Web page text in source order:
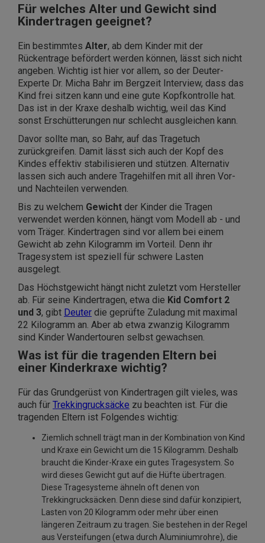
Für welches Alter und Gewicht sind
Kindertragen geeignet?
Ein bestimmtes Alter, ab dem Kinder mit der
Rückentrage befördert werden können, lässt sich nicht
angeben. Wichtig ist hier vor allem, so der Deuter-
Experte Dr. Micha Bahr im Bergzeit Interview, dass das
Kind frei sitzen kann und eine gute Kopfkontrolle hat.
Das ist in der Kraxe deshalb wichtig, weil das Kind
sonst Erschütterungen nur schlecht ausgleichen kann.
Davor sollte man, so Bahr, auf das Tragetuch
zurückgreifen. Damit lässt sich auch der Kopf des
Kindes effektiv stabilisieren und stützen. Alternativ
lassen sich auch andere Tragehilfen mit all ihren Vor-
und Nachteilen verwenden.
Bis zu welchem Gewicht der Kinder die Tragen
verwendet werden können, hängt vom Modell ab - und
vom Träger. Kindertragen sind vor allem bei einem
Gewicht ab zehn Kilogramm im Vorteil. Denn ihr
Tragesystem ist speziell für schwere Lasten
ausgelegt.
Das Höchstgewicht hängt nicht zuletzt vom Hersteller
ab. Für seine Kindertragen, etwa die Kid Comfort 2
und 3, gibt Deuter die geprüfte Zuladung mit maximal
22 Kilogramm an. Aber ab etwa zwanzig Kilogramm
sind Kinder Wandertouren selbst gewachsen.
Was ist für die tragenden Eltern bei
einer Kinderkraxe wichtig?
Für das Grundgerüst von Kindertragen gilt vieles, was
auch für Trekkingrucksäcke zu beachten ist. Für die
tragenden Eltern ist Folgendes wichtig:
Ziemlich schnell trägt man in der Kombination von Kind
und Kraxe ein Gewicht um die 15 Kilogramm. Deshalb
braucht die Kinder-Kraxe ein gutes Tragesystem. So
wird dieses Gewicht gut auf die Hüfte übertragen.
Diese Tragesysteme ähneln oft denen von
Trekkingrucksäcken. Denn diese sind dafür konzipiert,
Lasten von 20 Kilogramm oder mehr über einen
längeren Zeitraum zu tragen. Sie bestehen in der Regel
aus Versteifungen (etwa durch Aluminiumrohre), die